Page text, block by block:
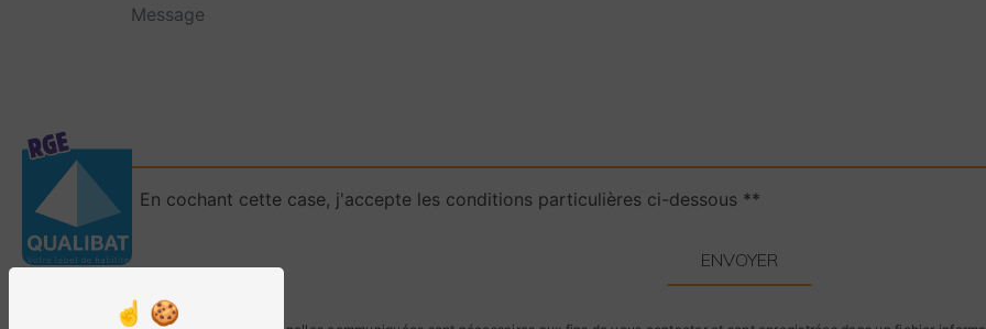
En cochant cette case, j'accepte les conditions particulières ci-dessous **
ENVOYER